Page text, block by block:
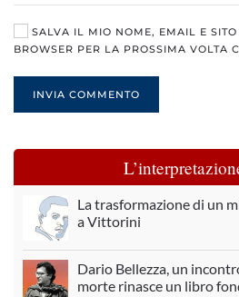
SALVA IL MIO NOME, EMAIL E
BROWSER PER LA PROSSIMA VOLTA
INVIA COMMENTO
La trasformazione di un
a Vittorini
Dario Bellezza, un
morte rinasce un libro